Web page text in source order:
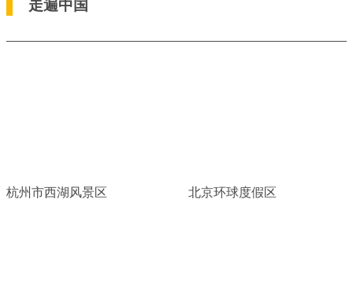
走遍中国
杭州市西湖风景区 北京环球度假区